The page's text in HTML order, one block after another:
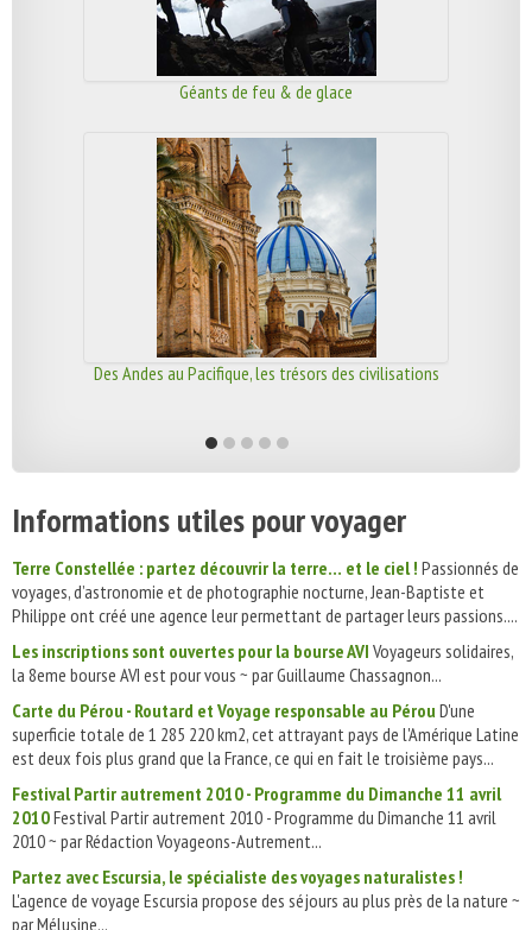
Géants de feu & de glace
Des Andes au Pacifique, les trésors des civilisations
Informations utiles pour voyager
Terre Constellée : partez découvrir la terre… et le ciel ! Passionnés de
voyages, d’astronomie et de photographie nocturne, Jean-Baptiste et
Philippe ont créé une agence leur permettant de partager leurs passions....
Les inscriptions sont ouvertes pour la bourse AVI Voyageurs solidaires,
la 8eme bourse AVI est pour vous ~ par Guillaume Chassagnon...
Carte du Pérou - Routard et Voyage responsable au PérouD'une
superficie totale de 1 285 220 km2, cet attrayant pays de l'Amérique Latine
est deux fois plus grand que la France, ce qui en fait le troisième pays...
Festival Partir autrement 2010 - Programme du Dimanche 11 avril
2010Festival Partir autrement 2010 - Programme du Dimanche 11 avril
2010 ~ par Rédaction Voyageons-Autrement...
Partez avec Escursia, le spécialiste des voyages naturalistes !
L'agence de voyage Escursia propose des séjours au plus près de la nature ~
par Mélusine...